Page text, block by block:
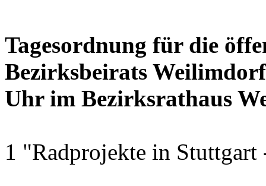
Tagesordnung für die
Bezirksbeirats
Uhr im Bezirksrathaus
1 "Radprojekte in